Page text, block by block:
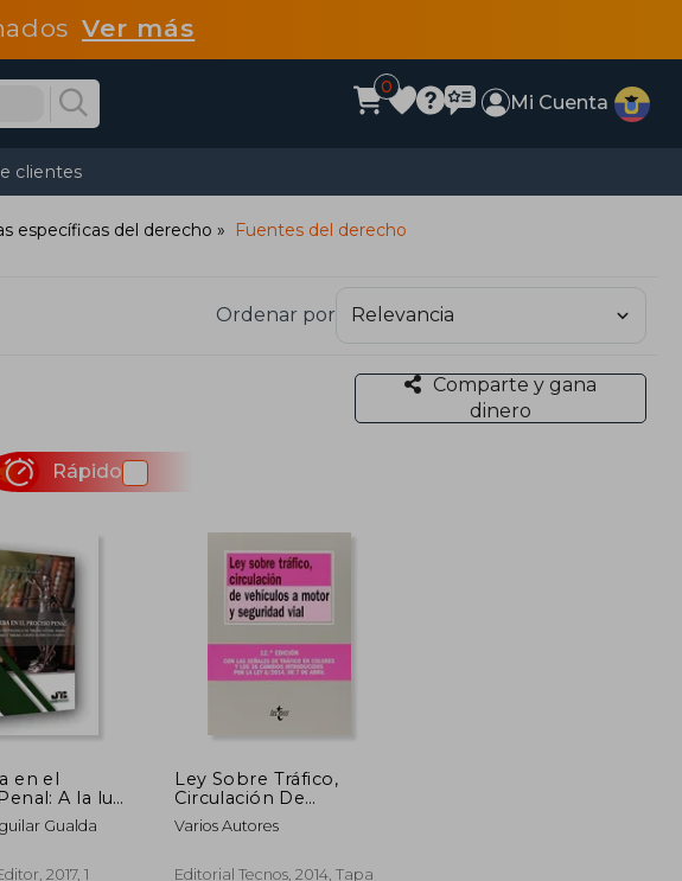
Ver más
0
Mi Cuenta
clientes
específicas del derecho Fuentes del derecho
Ordenar por
Comparte y gana
dinero
Rápido
en el
A la luz
Supremo,
y
Gualda
2017, 1
Ley Sobre Tráfico,
Circulación De
Vehículos A Motor Y
Seguridad Vial
Varios Autores
Editorial Tecnos, 2014, Tapa